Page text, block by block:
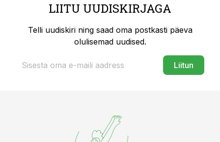
LIITU UUDISKIRJAGA
Telli uudiskiri ning saad oma postkasti päeva
olulisemad uudised.
Liitun